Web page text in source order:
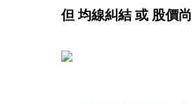
但 均線糾結 或 股價